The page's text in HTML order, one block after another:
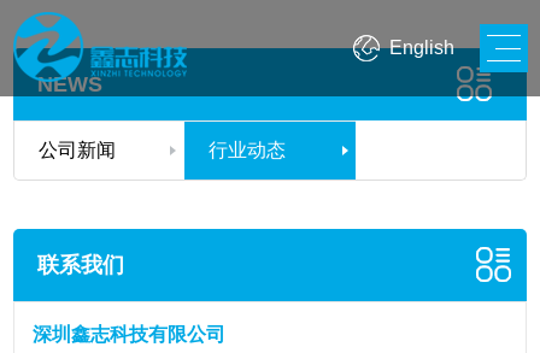
English
NEWS
公司新闻 行业动态
联系我们
深圳鑫志科技有限公司